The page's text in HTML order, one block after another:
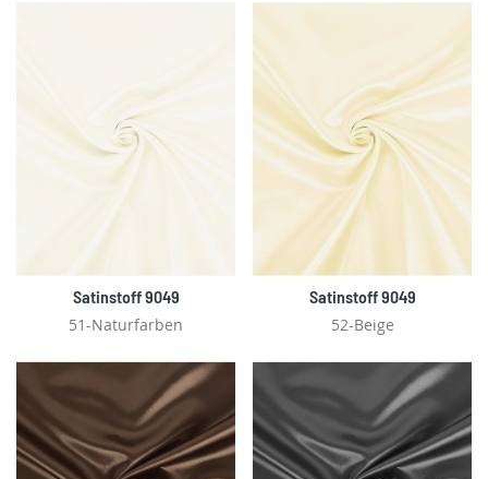
Satinstoff 9049
51-Naturfarben
Satinstoff 9049
52-Beige